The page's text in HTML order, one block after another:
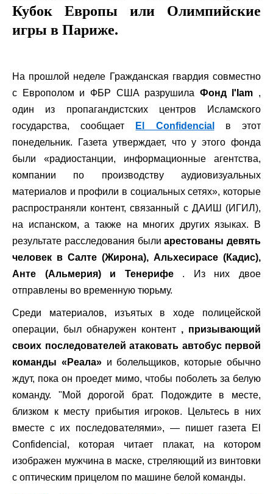
Кубок Европы или Олимпийские
игры в Париже.
На прошлой неделе Гражданская гвардия совместно
с Европолом и ФБР США разрушила Фонд I'Iam ,
один из пропагандистских центров Исламского
государства, сообщает
El Confidencial
в этот
понедельник. Газета утверждает, что у этого фонда
были «радиостанции, информационные агентства,
компании по производству аудиовизуальных
материалов и профили в социальных сетях», которые
распространяли контент, связанный с ДАИШ (ИГИЛ),
на испанском, а также на многих других языках. В
результате расследования былиарестованы девять
человек в Салте (Жирона), Альхесирасе (Кадис),
Анте (Альмерия) и Тенерифе. Из них двое
отправлены во временную тюрьму.
Среди материалов, изъятых в ходе полицейской
операции, был обнаружен контент , призывающий
своих последователей атаковать автобус первой
команды «Реала»и болельщиков, которые обычно
ждут, пока он проедет мимо, чтобы поболеть за белую
команду. "Мой дорогой брат. Подождите в месте,
близком к месту прибытия игроков. Цельтесь в них
вместе с их последователями», — пишет газета El
Confidencial, которая читает плакат, на котором
изображен мужчина в маске, стреляющий из винтовки
с оптическим прицелом по машине белой команды.